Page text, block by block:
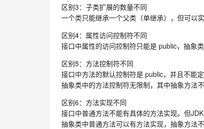
区别3：子类扩展的数量不同
一个类只能继承一个父类（单继承），但可以实
区别4：属性访问控制符不同
接口中属性的访问控制符只能是 public，抽象
区别5：方法控制符不同
接口中方法的默认控制符是 public，并且不能定
抽象类中的方法控制符无限制，其中抽象方法
区别6：方法实现不同
接口中普通方法不能有具体的方法实现。但
抽象类中普通方法可以有方法实现，抽象方法不